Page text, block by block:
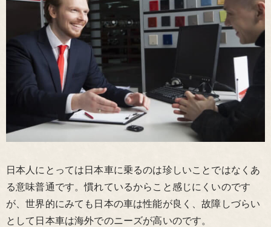
日本人にとっては日本車に乗るのは珍しいことではなくあ
る意味普通です。慣れているからこと感じにくいのです
が、世界的にみても日本の車は性能が良く、故障しづらい
として日本車は海外でのニーズが高いのです。